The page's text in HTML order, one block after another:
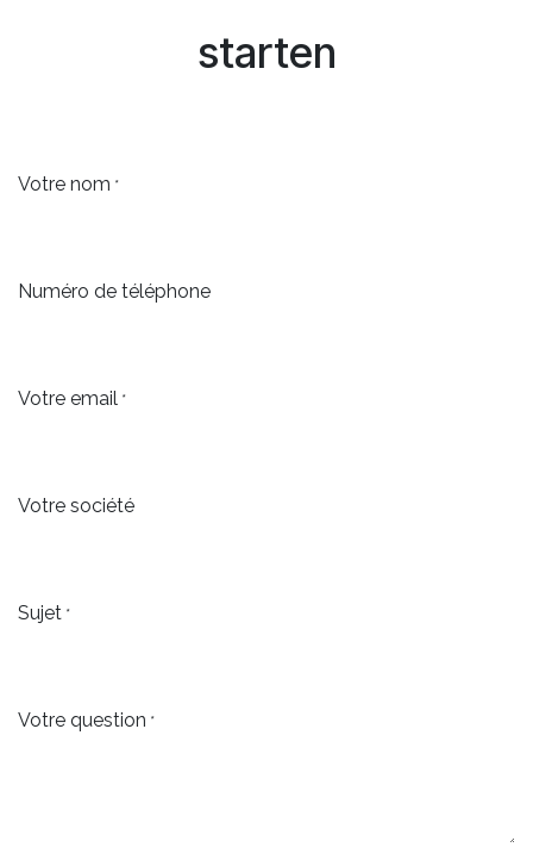
starten
Votre nom *
Numéro de téléphone
Votre email *
Votre société
Sujet *
Votre question *